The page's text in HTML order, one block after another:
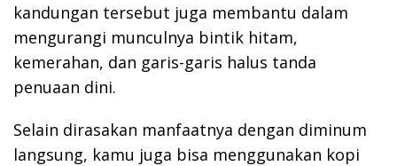
kandungan tersebut juga membantu dalam
mengurangi munculnya bintik hitam,
kemerahan, dan garis-garis halus tanda
penuaan dini.
Selain dirasakan manfaatnya dengan diminum
langsung, kamu juga bisa menggunakan kopi